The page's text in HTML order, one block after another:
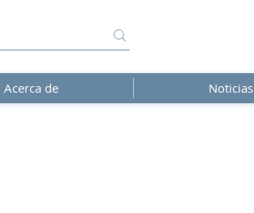
Acerca de Noticias